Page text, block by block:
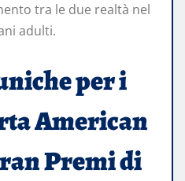
tra le due realtà nel
adulti.
per i
American
Premi di